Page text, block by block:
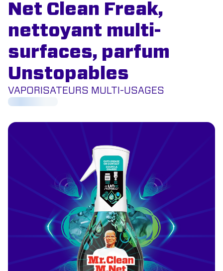
Net Clean Freak,
nettoyant multi-
surfaces, parfum
Unstopables
VAPORISATEURS MULTI-USAGES